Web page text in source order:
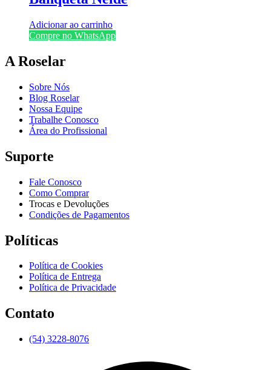
Adicionar ao carrinho
Compre no WhatsApp
A Roselar
Sobre Nós
Blog Roselar
Nossa Equipe
Trabalhe Conosco
Área do Profissional
Suporte
Fale Conosco
Como Comprar
Trocas e Devoluções
Condições de Pagamentos
Políticas
Política de Cookies
Política de Entrega
Política de Privacidade
Contato
(54) 3228-8076